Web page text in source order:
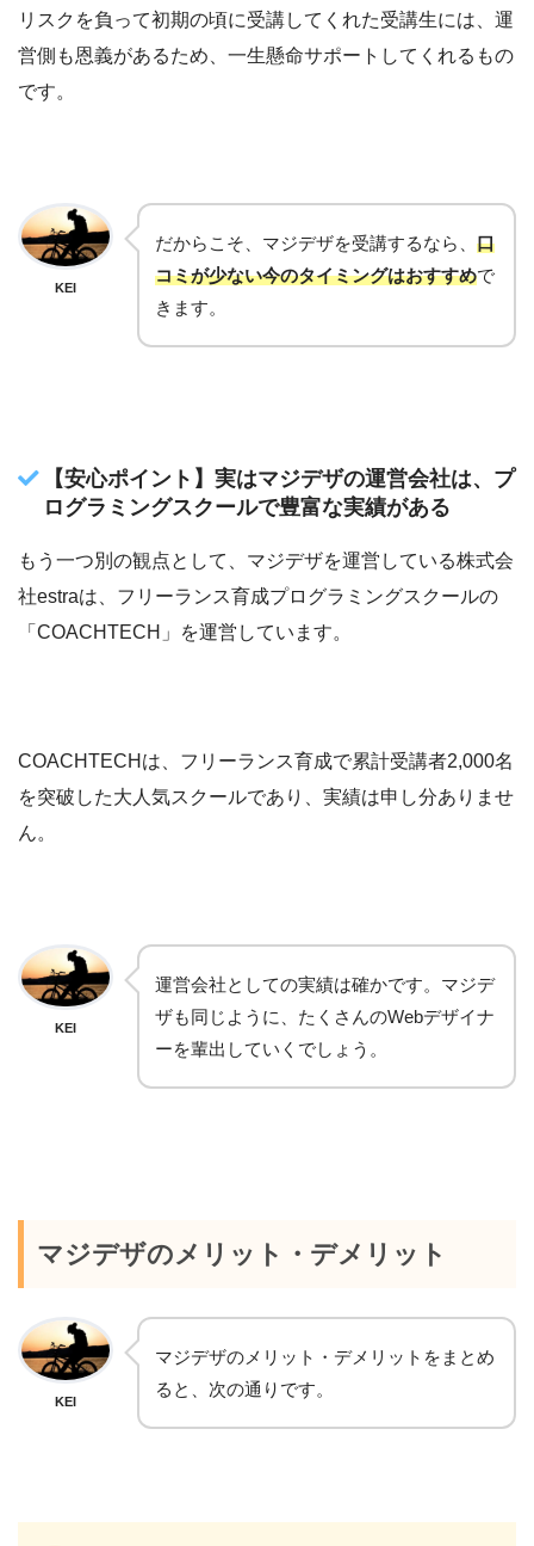
リスクを負って初期の頃に受講してくれた受講生には、運
営側も恩義があるため、一生懸命サポートしてくれるもの
です。
KEI
だからこそ、マジデザを受講するなら、 口
コミが少ない今のタイミングはおすすめで
きます。
【安心ポイント】実はマジデザの運営会社は、プ
ログラミングスクールで豊富な実績がある
もう一つ別の観点として、マジデザを運営している株式会
社estraは、フリーランス育成プログラミングスクールの
「COACHTECH」を運営しています。
COACHTECHは、フリーランス育成で累計受講者2,000名
を突破した大人気スクールであり、実績は申し分ありませ
ん。
KEI
運営会社としての実績は確かです。マジデ
ザも同じように、たくさんのWebデザイナ
ーを輩出していくでしょう。
マジデザのメリット・デメリット
KEI
マジデザのメリット・デメリットをまとめ
ると、次の通りです。